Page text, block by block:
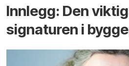
Innlegg: Den
signaturen i